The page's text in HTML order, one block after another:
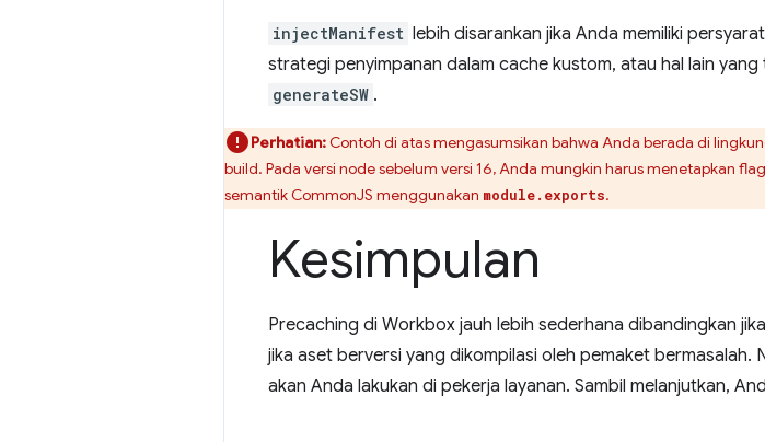
injectManifest lebih disarankan jika Anda memiliki
strategi penyimpanan dalam cache kustom, atau hal lain
generateSW .
Perhatian:Contoh di atas mengasumsikan bahwa Anda berada di
build. Pada versi node sebelum versi 16, Anda mungkin harus menetapkan
semantik CommonJS menggunakan module.exports.
Kesimpulan
Precaching di Workbox jauh lebih sederhana dibandingkan
jika aset berversi yang dikompilasi oleh pemaket
akan Anda lakukan di pekerja layanan. Sambil melanjutkan,